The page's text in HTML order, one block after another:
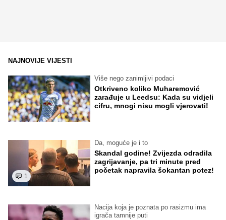
NAJNOVIJE VIJESTI
Više nego zanimljivi podaci
Otkriveno koliko Muharemović
zarađuje u Leedsu: Kada su vidjeli
cifru, mnogi nisu mogli vjerovati!
1
Da, moguće je i to
Skandal godine! Zvijezda odradila
zagrijavanje, pa tri minute pred
početak napravila šokantan potez!
Nacija koja je poznata po rasizmu ima
igrača tamnije puti